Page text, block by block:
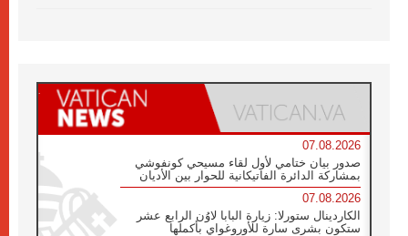
07.08.2026
صدور بيان ختامي لأول لقاء مسيحي كونفوشي
بمشاركة الدائرة الفاتيكانية للحوار بين الأديان
07.08.2026
الكاردينال ستورلا: زيارة البابا لاوُن الرابع عشر
ستكون بشرى سارة للأوروغواي بأكملها